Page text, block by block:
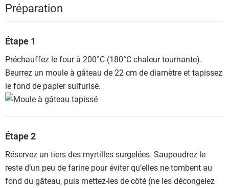
Préparation
Étape 1
Préchauffez le four à 200°C (180°C chaleur tournante).
Beurrez un moule à gâteau de 22 cm de diamètre et tapissez
le fond de papier sulfurisé.
Étape 2
Réservez un tiers des myrtilles surgelées. Saupoudrez le
reste d’un peu de farine pour éviter qu’elles ne tombent au
fond du gâteau, puis mettez-les de côté (ne les décongelez